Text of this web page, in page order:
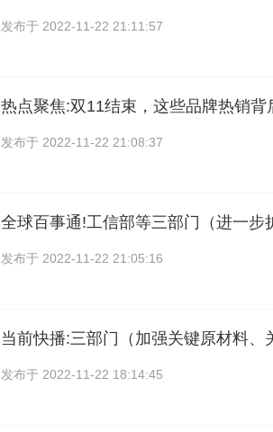
发布于 2022-11-22 21:11:57
热点聚焦:双11结束，这些品牌热销背
发布于 2022-11-22 21:08:37
全球百事通!工信部等三部门（进一步
发布于 2022-11-22 21:05:16
当前快播:三部门（加强关键原材料、
发布于 2022-11-22 18:14:45